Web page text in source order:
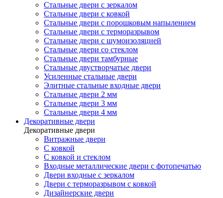
Стальные двери с зеркалом
Стальные двери с ковкой
Стальные двери с порошковым напылением
Стальные двери с терморазрывом
Стальные двери с шумоизоляцией
Стальные двери со стеклом
Стальные двери тамбурные
Стальные двустворчатые двери
Усиленные стальные двери
Элитные стальные входные двери
Стальные двери 2 мм
Стальные двери 3 мм
Стальные двери 4 мм
Декоративные двери
Декоративные двери
Витражные двери
С ковкой
С ковкой и стеклом
Входные металлические двери с фотопечатью
Двери входные с зеркалом
Двери с терморазрывом с ковкой
Дизайнерские двери